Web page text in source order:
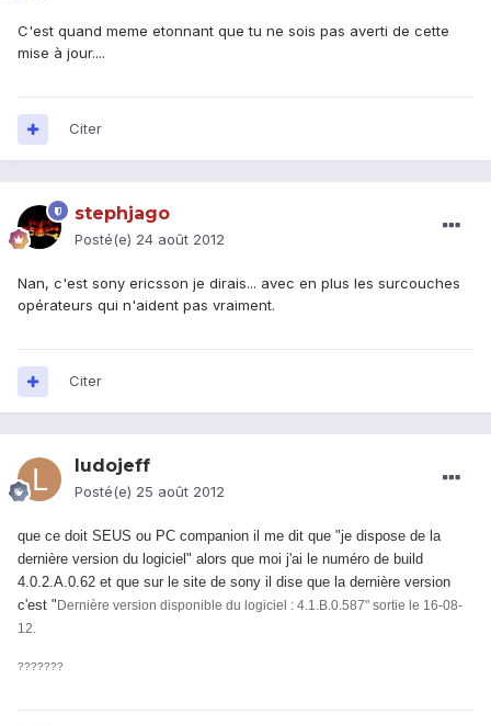
C'est quand meme etonnant que tu ne sois pas averti de cette
mise à jour....
Citer
stephjago
Posté(e) 24 août 2012
Nan, c'est sony ericsson je dirais... avec en plus les surcouches
opérateurs qui n'aident pas vraiment.
Citer
ludojeff
Posté(e) 25 août 2012
que ce doit SEUS ou PC companion il me dit que "je dispose de la
dernière version du logiciel" alors que moi j'ai le numéro de build
4.0.2.A.0.62 et que sur le site de sony il dise que la dernière version
c'est " Dernière version disponible du logiciel : 4.1.B.0.587" sortie le 16-08-
12.
???????